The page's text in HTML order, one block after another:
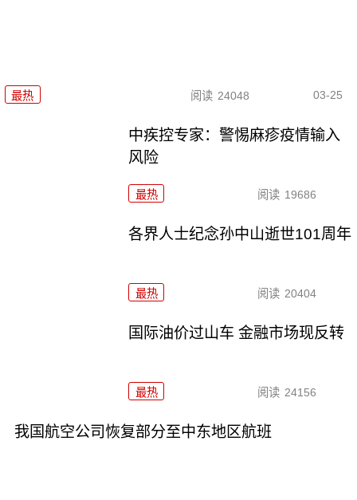
最热 阅读 24048 03-25
中疾控专家：警惕麻疹疫情输入
风险
最热 阅读 19686
各界人士纪念孙中山逝世101周年
最热 阅读 20404
国际油价过山车 金融市场现反转
最热 阅读 24156
我国航空公司恢复部分至中东地区航班